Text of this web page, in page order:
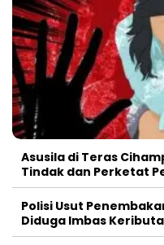
Asusila di Teras
Tindak dan Perketat
Polisi Usut
Diduga Imbas